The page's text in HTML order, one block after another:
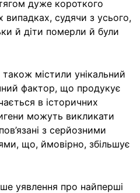
дуже короткого
випадках, судячи з усього,
й діти померли й були
містили унікальний
фактор, що продукує
в історичних
можуть викликати
з серйозними
що, ймовірно, збільшує
уявлення про найперші